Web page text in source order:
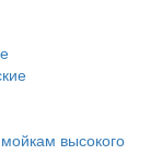
высокого